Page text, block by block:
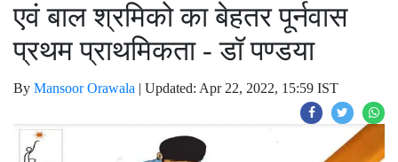
एवं बाल श्रमिको का बेहतर पूर्नवास
प्रथम प्राथमिकता - डॉ पण्डया
By Mansoor Orawala | Updated: Apr 22, 2022, 15:59 IST